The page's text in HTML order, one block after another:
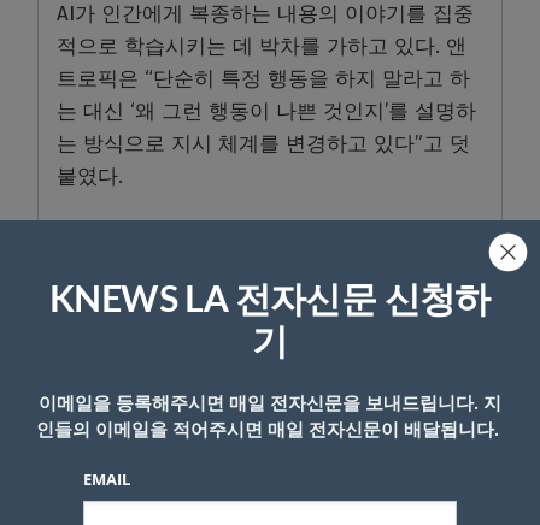
AI가 인간에게 복종하는 내용의 이야기를 집중
적으로 학습시키는 데 박차를 가하고 있다. 앤
트로픽은 “단순히 특정 행동을 하지 말라고 하
는 대신 ‘왜 그런 행동이 나쁜 것인지’를 설명하
는 방식으로 지시 체계를 변경하고 있다”고 덧
붙였다.
- Copyright © KNEWSLA.COM, 무단 전재 및 재배포 금지
KNEWS LA 전자신문 신청하
기
이메일을 등록해주시면 매일 전자신문을 보내드립니다. 지
인들의 이메일을 적어주시면 매일 전자신문이 배달됩니다.
EMAIL